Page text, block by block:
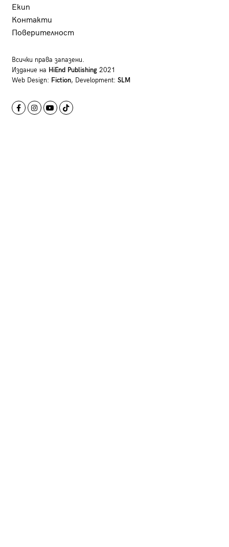
Екип
Контакти
Поверителност
Всички права запазени.
Издание на HiEnd Publishing2021
Web Design: Fiction, Development: SLM